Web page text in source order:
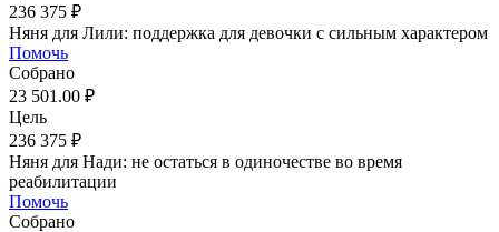
236 375 ₽
Няня для Лили: поддержка для девочки с сильным характером
Помочь
Собрано
23 501.00 ₽
Цель
236 375 ₽
Няня для Нади: не остаться в одиночестве во время
реабилитации
Помочь
Собрано